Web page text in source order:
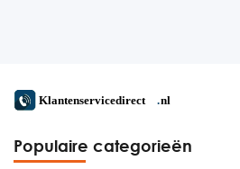
Populaire categorieën